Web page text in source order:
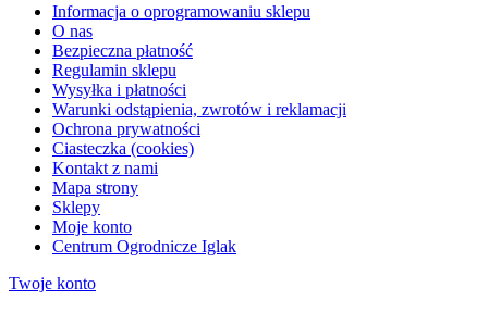
Informacja o oprogramowaniu sklepu
O nas
Bezpieczna płatność
Regulamin sklepu
Wysyłka i płatności
Warunki odstąpienia, zwrotów i reklamacji
Ochrona prywatności
Ciasteczka (cookies)
Kontakt z nami
Mapa strony
Sklepy
Moje konto
Centrum Ogrodnicze Iglak
Twoje konto